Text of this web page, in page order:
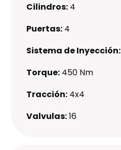
Cilindros: 4
Puertas: 4
Sistema de Inyección:
Torque: 450 Nm
Tracción: 4x4
Valvulas:16